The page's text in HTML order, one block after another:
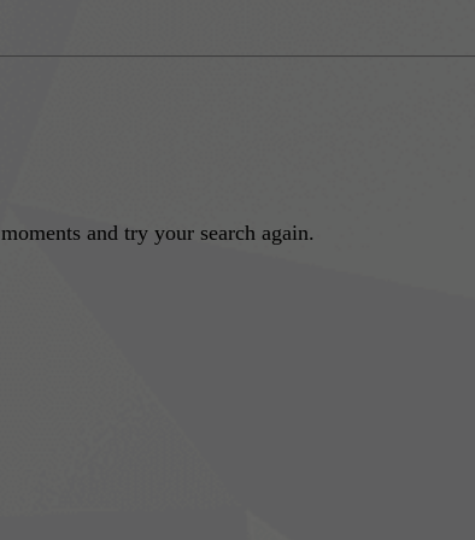
and try your search again.